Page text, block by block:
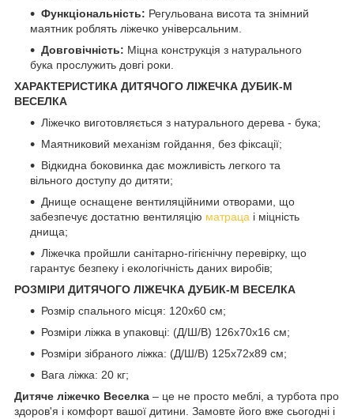
Функціональність: Регульована висота та знімний
маятник роблять ліжечко універсальним.
Довговічність: Міцна конструкція з натурального
бука прослужить довгі роки.
ХАРАКТЕРИСТИКА ДИТЯЧОГО ЛІЖЕЧКА ДУБИК-М
ВЕСЕЛКА
Ліжечко виготовляється з натурального дерева - бука;
Маятниковий механізм гойдання, без фіксації;
Відкидна боковинка дає можливість легкого та
вільного доступу до дитяти;
Днище оснащене вентиляційними отворами, що
забезпечує достатню вентиляцію матраца і міцність
днища;
Ліжечка пройшли санітарно-гігієнічну перевірку, що
гарантує безпеку і екологічність даних виробів;
РОЗМІРИ ДИТЯЧОГО ЛІЖЕЧКА ДУБИК-М ВЕСЕЛКА
Розмір спального місця: 120х60 см;
Розміри ліжка в упаковці: (Д/Ш/В) 126х70х16 см;
Розміри зібраного ліжка: (Д/Ш/В) 125х72х89 см;
Вага ліжка: 20 кг;
Дитяче ліжечко Веселка – це не просто меблі, а турбота про
здоров'я і комфорт вашої дитини. Замовте його вже сьогодні і